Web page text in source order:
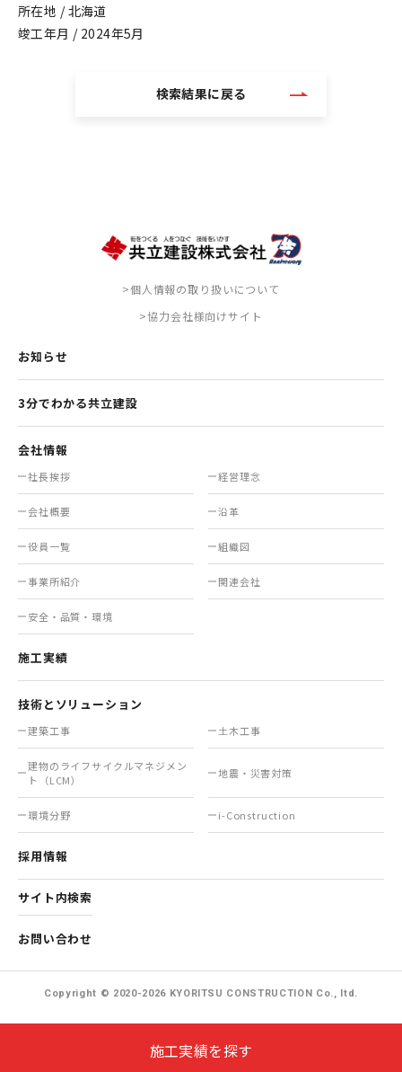
施工実績を探す
所在地 / 北海道
竣工年月 / 2024年5月
検索結果に戻る
>個人情報の取り扱いについて
>協力会社様向けサイト
お知らせ
3分でわかる共立建設
会社情報
社長挨拶 経営理念
会社概要 沿革
役員一覧 組織図
事業所紹介 関連会社
安全・品質・環境
施工実績
技術とソリューション
建築工事 土木工事
建物のライフサイクルマネジメン
ト（LCM）
地震・災害対策
環境分野 i-Construction
採用情報
サイト内検索
お問い合わせ
Copyright © 2020-2026 KYORITSU CONSTRUCTION Co., ltd.